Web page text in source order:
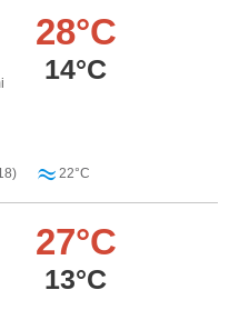
28°C
14°C
22°C
27°C
13°C